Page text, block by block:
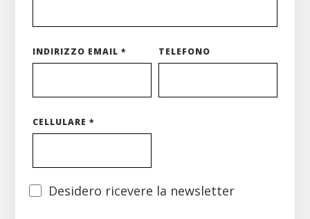
INDIRIZZO EMAIL * TELEFONO
CELLULARE *
Desidero ricevere la newsletter